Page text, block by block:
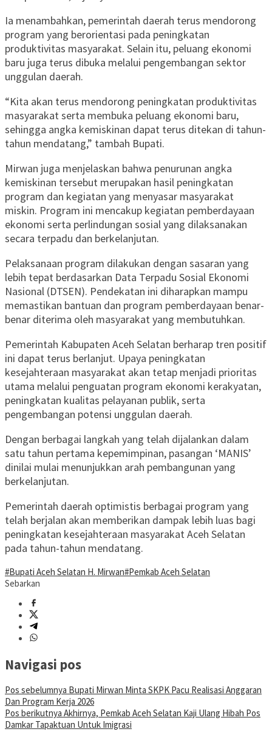
Ia menambahkan, pemerintah daerah terus mendorong
program yang berorientasi pada peningkatan
produktivitas masyarakat. Selain itu, peluang ekonomi
baru juga terus dibuka melalui pengembangan sektor
unggulan daerah.
“Kita akan terus mendorong peningkatan produktivitas
masyarakat serta membuka peluang ekonomi baru,
sehingga angka kemiskinan dapat terus ditekan di tahun-
tahun mendatang,” tambah Bupati.
Mirwan juga menjelaskan bahwa penurunan angka
kemiskinan tersebut merupakan hasil peningkatan
program dan kegiatan yang menyasar masyarakat
miskin. Program ini mencakup kegiatan pemberdayaan
ekonomi serta perlindungan sosial yang dilaksanakan
secara terpadu dan berkelanjutan.
Pelaksanaan program dilakukan dengan sasaran yang
lebih tepat berdasarkan Data Terpadu Sosial Ekonomi
Nasional (DTSEN). Pendekatan ini diharapkan mampu
memastikan bantuan dan program pemberdayaan benar-
benar diterima oleh masyarakat yang membutuhkan.
Pemerintah Kabupaten Aceh Selatan berharap tren positif
ini dapat terus berlanjut. Upaya peningkatan
kesejahteraan masyarakat akan tetap menjadi prioritas
utama melalui penguatan program ekonomi kerakyatan,
peningkatan kualitas pelayanan publik, serta
pengembangan potensi unggulan daerah.
Dengan berbagai langkah yang telah dijalankan dalam
satu tahun pertama kepemimpinan, pasangan ‘MANIS’
dinilai mulai menunjukkan arah pembangunan yang
berkelanjutan.
Pemerintah daerah optimistis berbagai program yang
telah berjalan akan memberikan dampak lebih luas bagi
peningkatan kesejahteraan masyarakat Aceh Selatan
pada tahun-tahun mendatang.
#Bupati Aceh Selatan H. Mirwan#Pemkab Aceh Selatan
Sebarkan
Navigasi pos
Pos sebelumnya Bupati Mirwan Minta SKPK Pacu Realisasi Anggaran
Dan Program Kerja 2026
Pos berikutnya Akhirnya, Pemkab Aceh Selatan Kaji Ulang Hibah Pos
Damkar Tapaktuan Untuk Imigrasi